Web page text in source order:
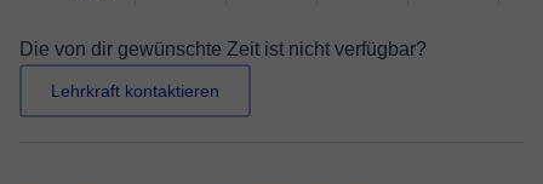
Die von dir gewünschte Zeit ist nicht verfügbar?
Lehrkraft kontaktieren